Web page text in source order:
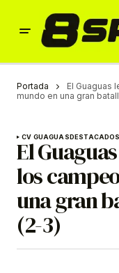
Portada
El Guaguas
mundo en una gran
CV GUAGUASDESTACADOS
El
los
una gran
(2-3)